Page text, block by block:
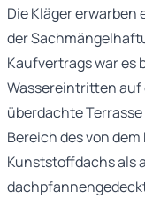
Die Kläger
der
Kaufvertrags war es
Wassereintritten auf
überdachte
Bereich des von
Kunststoffdachs als